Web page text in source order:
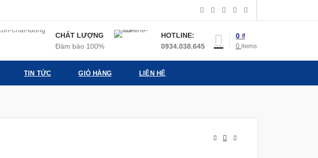
CHẤT LƯỢNG
Đảm bảo 100%
HOTLINE:
0934.038.645
0 items
0 ₫
TIN TỨC GIỎ HÀNG LIÊN HỆ